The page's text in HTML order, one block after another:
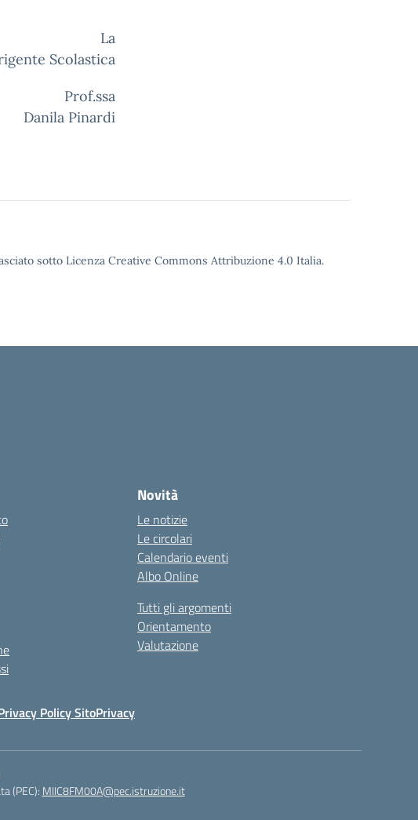
Scolastica
Danila Pinardi
sotto Licenza Creative Commons Attribuzione 4.0 Italia.
Novità
Le notizie
Le circolari
Calendario eventi
Albo Online
Tutti gli argomenti
Orientamento
Valutazione
Policy SitoPrivacy
(PEC): MIIC8FM00A@pec.istruzione.it